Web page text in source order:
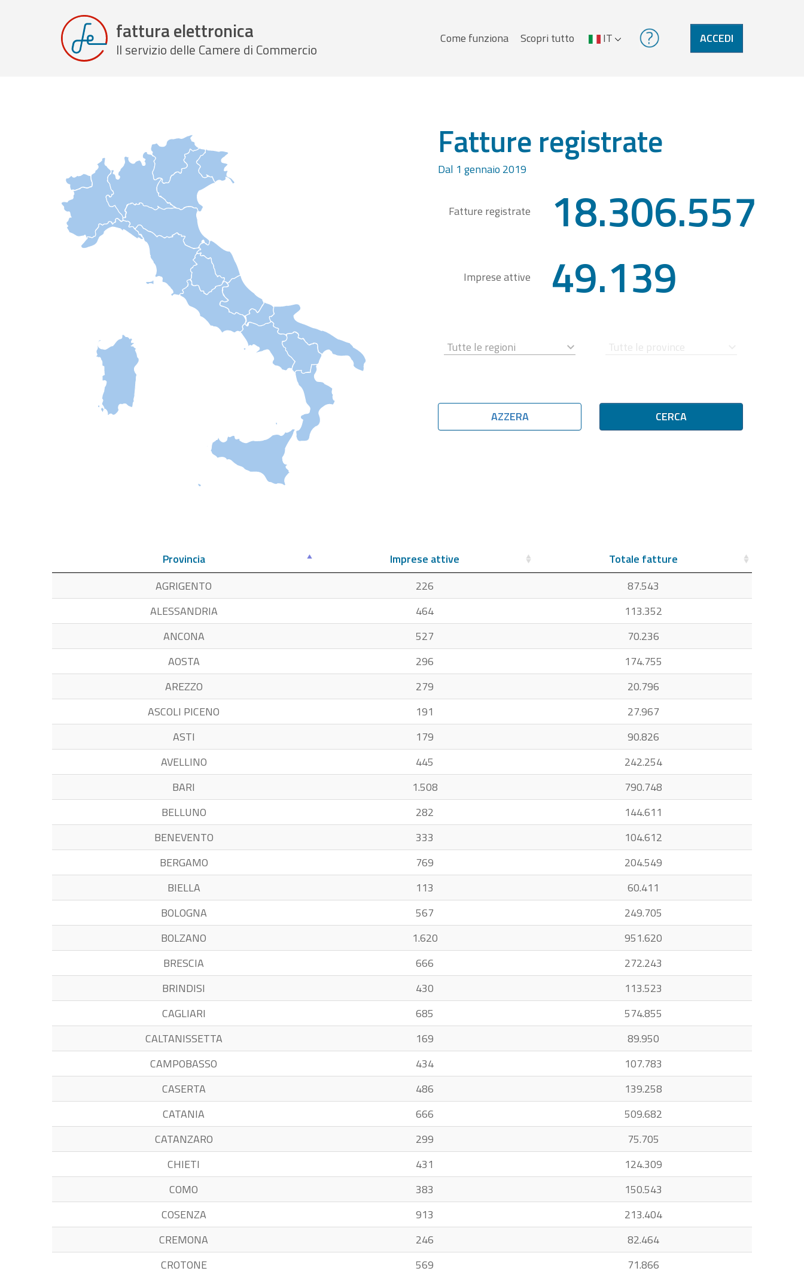
fattura elettronica
Il servizio delle Camere di Commercio Menu
Come funziona Scopri tutto IT ACCEDI
Fatture registrate
Dal 1 gennaio 2019
Fatture registrate 18.306.557
Imprese attive 49.139
AZZERA CERCA
Provincia Imprese attive
Totale fatture
AGRIGENTO
226
87.543
ALESSANDRIA
464
113.352
ANCONA
527
70.236
AOSTA
296
174.755
AREZZO
279
20.796
ASCOLI PICENO
191
27.967
ASTI
179
90.826
AVELLINO
445
242.254
BARI
1.508
790.748
BELLUNO
282
144.611
BENEVENTO
333
104.612
BERGAMO
769
204.549
BIELLA
113
60.411
BOLOGNA
567
249.705
BOLZANO
1.620
951.620
BRESCIA
666
272.243
BRINDISI
430
113.523
CAGLIARI
685
574.855
CALTANISSETTA
169
89.950
CAMPOBASSO
434
107.783
CASERTA
486
139.258
CATANIA
666
509.682
CATANZARO
299
75.705
CHIETI
431
124.309
COMO
383
150.543
COSENZA
913
213.404
CREMONA
246
82.464
CROTONE
569
71.866